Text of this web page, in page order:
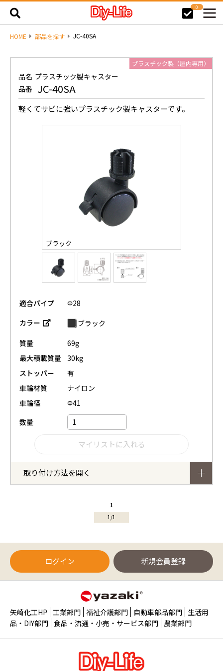
0
HOME 部品を探す JC-40SA
プラスチック製（屋内専用）
品名 プラスチック製キャスター
品番 JC-40SA
軽くてサビに強いプラスチック製キャスターです。
ブラック
適合パイプ
Φ28
カラー
ブラック
質量
69g
最大積載質量 30kg
ストッパー
有
車輪材質
ナイロン
車輪径
Φ41
数量
取り付け方法を開く
1/1
1
ログイン 新規会員登録
矢崎化工HP 工業部門 福祉介護部門 自動車部品部門 生活用
品・DIY部門 食品・流通・小売・サービス部門 農業部門